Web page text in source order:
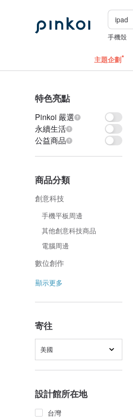
手機殼
主題企劃
特色亮點
Pinkoi 嚴選
永續生活
公益商品
商品分類
創意科技
手機平板周邊
其他創意科技商品
電腦周邊
數位創作
顯示更多
寄往
美國
設計館所在地
台灣